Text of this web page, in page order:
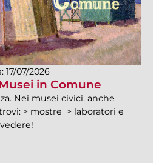
17/07/2026
in Comune
Nei musei civici, anche
> mostre > laboratori e